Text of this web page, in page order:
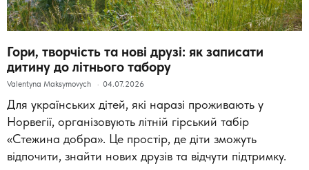
Гори, творчість та нові друзі: як записати
дитину до літнього табору
Valentyna Maksymovych 04.07.2026
Для українських дітей, які наразі проживають у
Норвегії, організовують літній гірський табір
«Стежина добра». Це простір, де діти зможуть
відпочити, знайти нових друзів та відчути підтримку.